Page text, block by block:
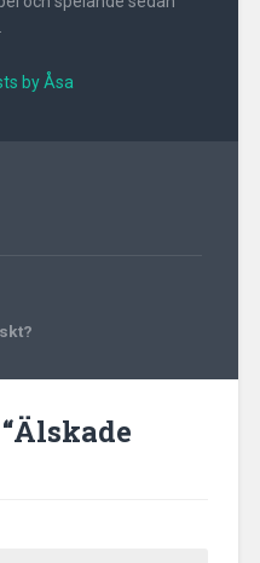
by Åsa
Älskade